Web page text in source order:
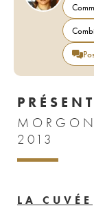
2013
LA CUVÉE